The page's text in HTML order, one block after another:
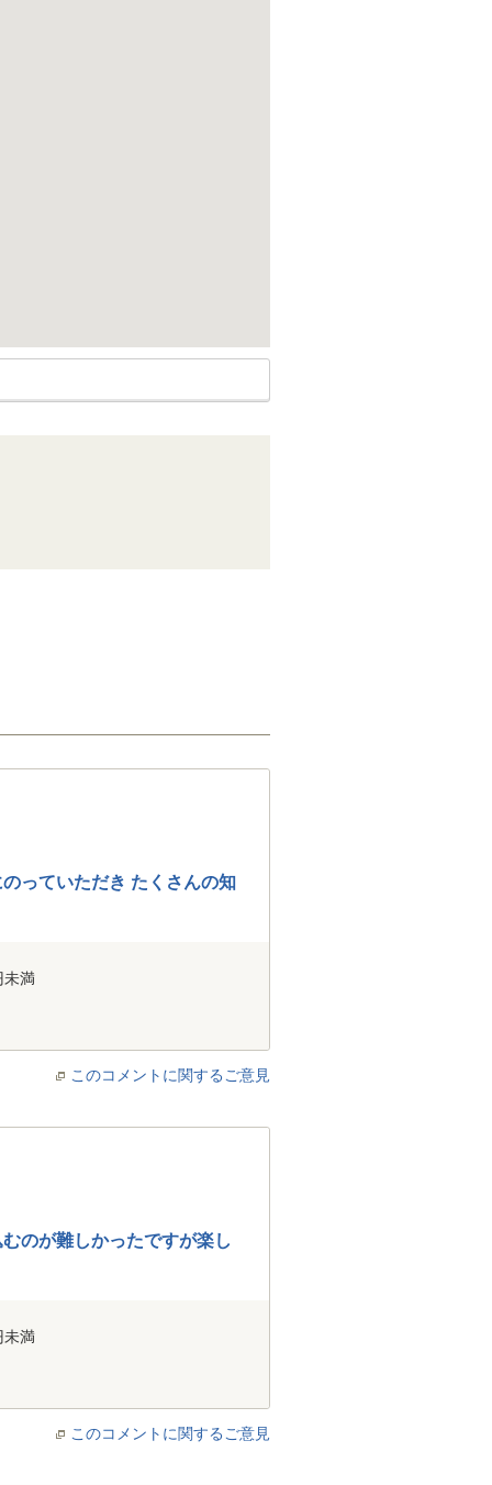
っていただき たくさんの知
未満
このコメントに関するご意見
のが難しかったですが楽し
未満
このコメントに関するご意見